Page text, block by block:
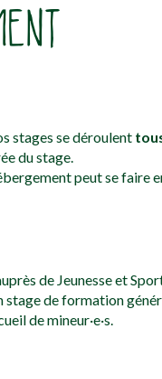
stages se déroulent
du stage.
peut se
de Jeunesse et
stage de formation
de mineur·e·s.